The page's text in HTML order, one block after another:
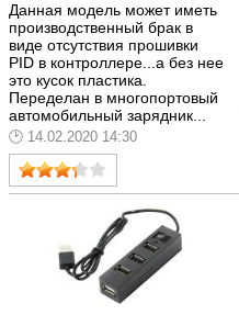
Данная модель может иметь
производственный брак в
виде отсутствия прошивки
PID в контроллере...а без нее
это кусок пластика.
Переделан в многопортовый
автомобильный зарядник...
14.02.2020 14:30